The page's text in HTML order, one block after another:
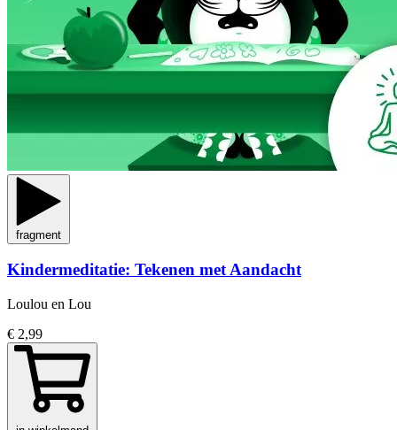
fragment
Kindermeditatie: Tekenen met Aandacht
Loulou en Lou
€ 2,99